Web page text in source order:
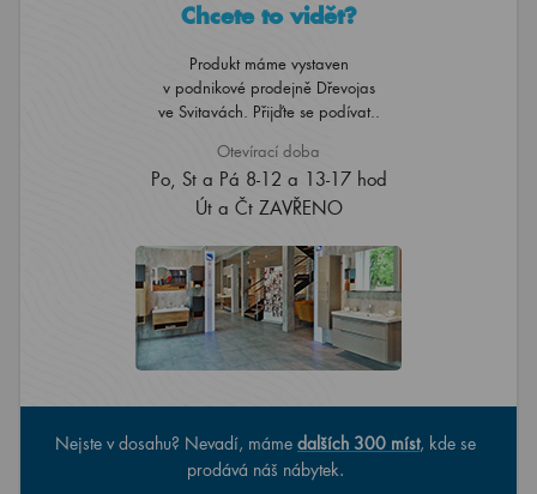
Chcete to vidět?
Produkt máme vystaven
v podnikové prodejně Dřevojas
ve Svitavách. Přijďte se podívat..
Otevírací doba
Po, St a Pá 8-12 a 13-17 hod
Út a Čt ZAVŘENO
Nejste v dosahu? Nevadí, máme dalších 300 míst, kde se
prodává náš nábytek.